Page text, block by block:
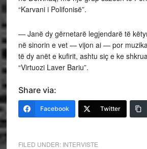
“Karvani i Polifonisë”.
— Janë dy gërnetarë legjendarë të
në sinorin e vet — vijon ai — por
të dy anët e kufirit, ashtu siç e ke
“Virtuozi Laver Bariu”.
Share via:
Facebook Twitter
FILED UNDER: INTERVISTE